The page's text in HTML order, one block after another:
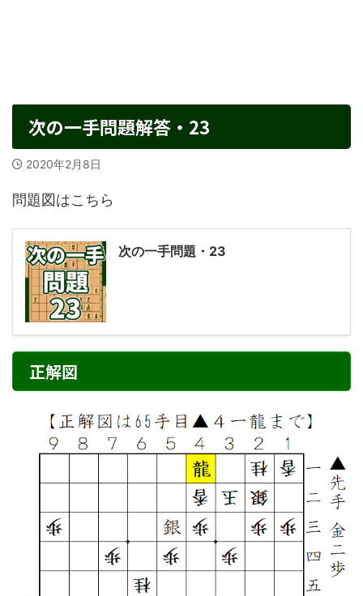
次の一手問題解答・23
2020年2月8日
問題図はこちら
次の一手問題・23
正解図